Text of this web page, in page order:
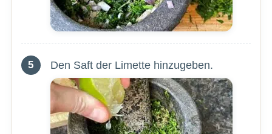
Den Saft der Limette hinzugeben.